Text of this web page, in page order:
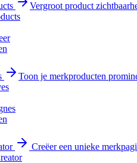
Vergroot product
Toon je merkproducten
Creëer een unieke